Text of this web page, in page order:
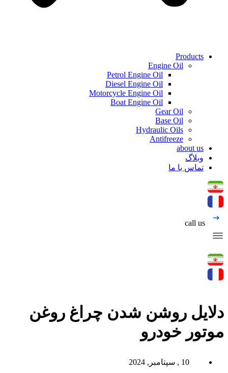
Products
Engine Oil
Petrol Engine Oil
Diesel Engine Oil
Motorcycle Engine Oil
Boat Engine Oil
Gear Oil
Base Oil
Hydraulic Oils
Antifreeze
about us
وبلاگ
تماس با ما
call us
دلایل روشن شدن چراغ روغن
موتور خودرو
10 , سپتامبر, 2024